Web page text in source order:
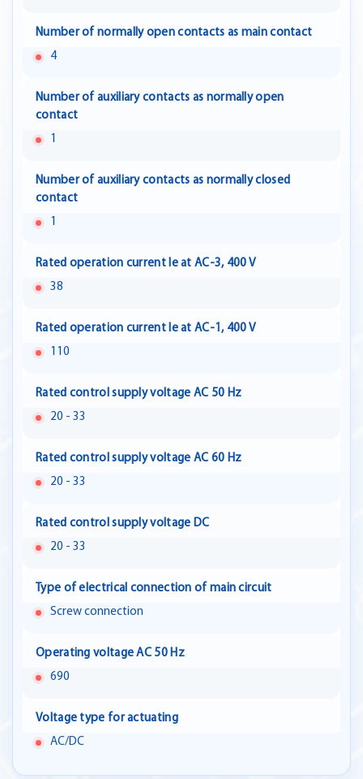
Number of normally open contacts as main contact
4
Number of auxiliary contacts as normally open
contact
1
Number of auxiliary contacts as normally closed
contact
1
Rated operation current Ie at AC-3, 400 V
38
Rated operation current Ie at AC-1, 400 V
110
Rated control supply voltage AC 50 Hz
20 - 33
Rated control supply voltage AC 60 Hz
20 - 33
Rated control supply voltage DC
20 - 33
Type of electrical connection of main circuit
Screw connection
Operating voltage AC 50 Hz
690
Voltage type for actuating
AC/DC